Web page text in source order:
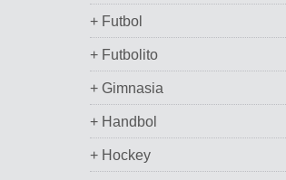
+ Futbol
+ Futbolito
+ Gimnasia
+ Handbol
+ Hockey